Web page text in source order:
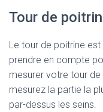
Tour de
Le tour de poitrine
prendre en compte
mesurer votre tour de
mesurez la partie la
par-dessus les seins.